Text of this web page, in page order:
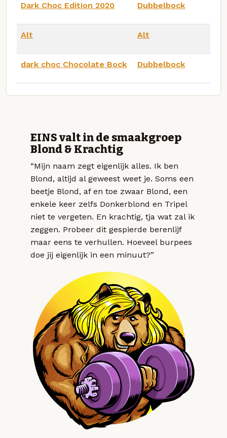
Dark Choc Edition 2020 Dubbelbock
Alt Alt
dark choc Chocolate Bock Dubbelbock
EINS valt in de smaakgroep
Blond & Krachtig
“Mijn naam zegt eigenlijk alles. Ik ben
Blond, altijd al geweest weet je. Soms een
beetje Blond, af en toe zwaar Blond, een
enkele keer zelfs Donkerblond en Tripel
niet te vergeten. En krachtig, tja wat zal ik
zeggen. Probeer dit gespierde berenlijf
maar eens te verhullen. Hoeveel burpees
doe jij eigenlijk in een minuut?”